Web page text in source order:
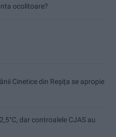
ocolitoare?
Cinetice din Reșița se apropie
dar controalele CJAS au